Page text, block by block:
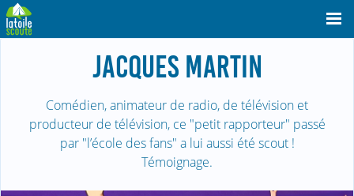
JACQUES MARTIN
Comédien, animateur de radio, de télévision et
producteur de télévision, ce "petit rapporteur" passé
par "l’école des fans" a lui aussi été scout !
Témoignage.